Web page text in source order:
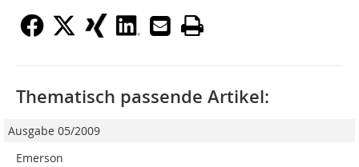
Thematisch passende Artikel:
Ausgabe 05/2009
Emerson